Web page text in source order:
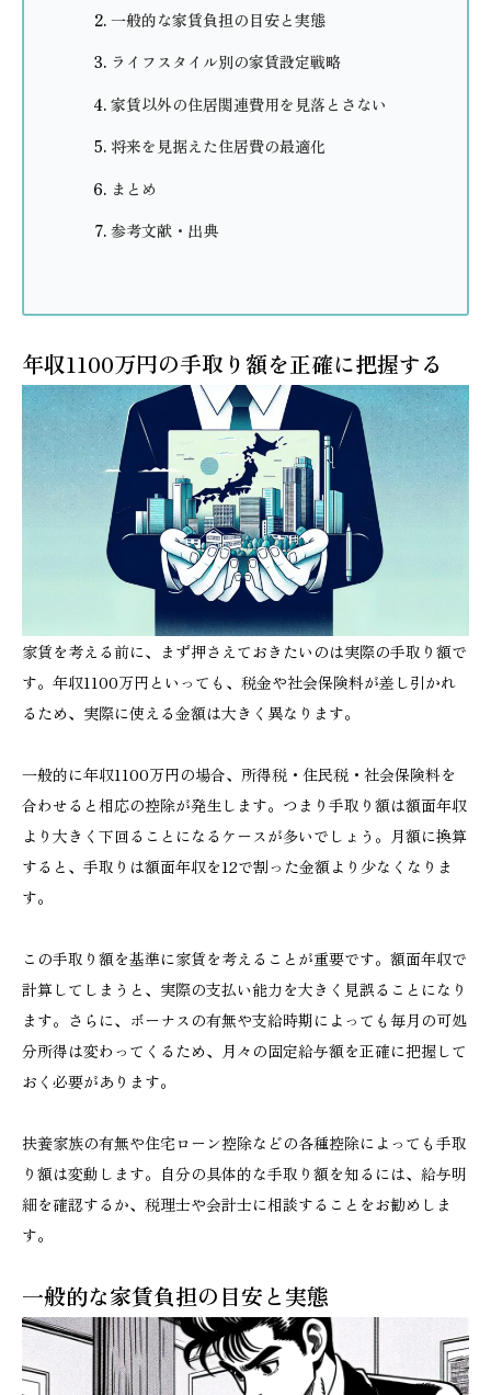
一般的な家賃負担の目安と実態
ライフスタイル別の家賃設定戦略
家賃以外の住居関連費用を見落とさない
将来を見据えた住居費の最適化
まとめ
参考文献・出典
年収1100万円の手取り額を正確に把握する
家賃を考える前に、まず押さえておきたいのは実際の手取り額で
す。年収1100万円といっても、税金や社会保険料が差し引かれ
るため、実際に使える金額は大きく異なります。
一般的に年収1100万円の場合、所得税・住民税・社会保険料を
合わせると相応の控除が発生します。つまり手取り額は額面年収
より大きく下回ることになるケースが多いでしょう。月額に換算
すると、手取りは額面年収を12で割った金額より少なくなりま
す。
この手取り額を基準に家賃を考えることが重要です。額面年収で
計算してしまうと、実際の支払い能力を大きく見誤ることになり
ます。さらに、ボーナスの有無や支給時期によっても毎月の可処
分所得は変わってくるため、月々の固定給与額を正確に把握して
おく必要があります。
扶養家族の有無や住宅ローン控除などの各種控除によっても手取
り額は変動します。自分の具体的な手取り額を知るには、給与明
細を確認するか、税理士や会計士に相談することをお勧めしま
す。
一般的な家賃負担の目安と実態